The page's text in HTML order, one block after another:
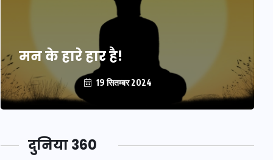
मन के हारे हार है!
19 सितम्बर 2024
दुनिया 360